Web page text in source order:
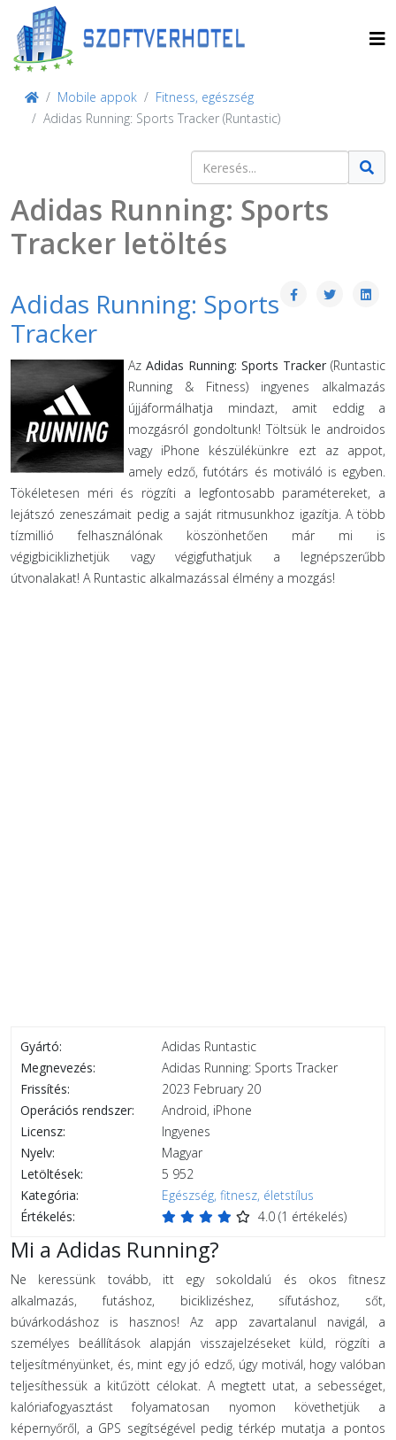
Mobile appok
Fitness, egészség
Adidas Running: Sports Tracker (Runtastic)
Keresés
Adidas Running: Sports
Tracker letöltés
Adidas Running: Sports
Tracker
Az Adidas Running: Sports Tracker (Runtastic
Running & Fitness) ingyenes alkalmazás
újjáformálhatja mindazt, amit eddig a
mozgásról gondoltunk! Töltsük le androidos
vagy iPhone készülékünkre ezt az appot,
amely edző, futótárs és motiváló is egyben.
Tökéletesen méri és rögzíti a legfontosabb paramétereket, a
lejátszó zeneszámait pedig a saját ritmusunkhoz igazítja. A több
tízmillió felhasználónak köszönhetően már mi is
végigbiciklizhetjük vagy végigfuthatjuk a legnépszerűbb
útvonalakat! A Runtastic alkalmazással élmény a mozgás!
Gyártó:
Adidas Runtastic
Megnevezés:
Adidas Running: Sports Tracker
Frissítés:
2023 February 20
Operációs rendszer:
Android, iPhone
Licensz:
Ingyenes
Nyelv:
Magyar
Letöltések:
5 952
Kategória:
Egészség, fitnesz, életstílus
Értékelés:
4.0 (1 értékelés)
Mi a Adidas Running?
Ne keressünk tovább, itt egy sokoldalú és okos fitnesz
alkalmazás, futáshoz, biciklizéshez, sífutáshoz, sőt,
búvárkodáshoz is hasznos! Az app zavartalanul navigál, a
személyes beállítások alapján visszajelzéseket küld, rögzíti a
teljesítményünket, és, mint egy jó edző, úgy motivál, hogy valóban
teljesíthessük a kitűzött célokat. A megtett utat, a sebességet,
kalóriafogyasztást folyamatosan nyomon követhetjük a
képernyőről, a GPS segítségével pedig térkép mutatja a pontos